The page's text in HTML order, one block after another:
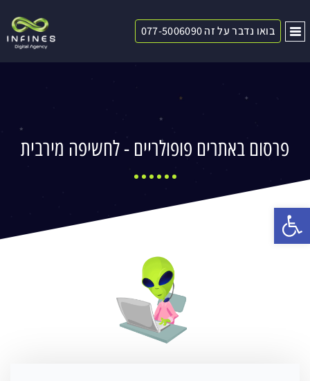
פתח סרגל נגישות
בואו נדבר על זה 077-5006090
פרסום באתרים פופולריים - לחשיפה מירבית